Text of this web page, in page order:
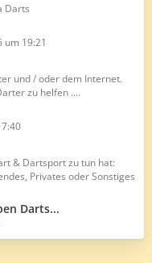
Darts
um 19:21
und / oder dem Internet.
zu helfen ....
& Dartsport zu tun hat:
Privates oder Sonstiges
Darts...